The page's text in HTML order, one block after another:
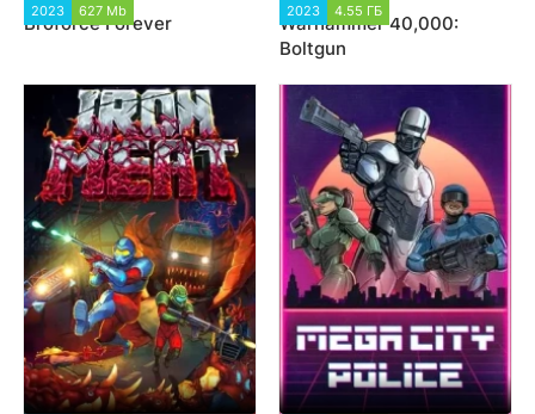
2023 627 Mb
Broforce Forever
2023 4.55 ГБ
Warhammer 40,000:
Boltgun